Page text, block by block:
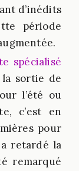
d’inédits
période
spécialisé
sortie de
l’été ou
c’est en
pour
retardé la
remarqué